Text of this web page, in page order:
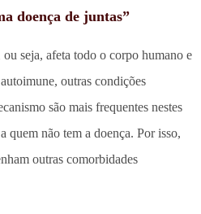
doença de juntas”
seja, afeta todo o corpo humano e
outras condições
são mais frequentes nestes
quem não tem a doença. Por isso,
outras comorbidades